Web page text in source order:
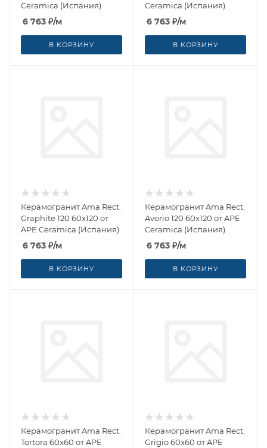
Ceramica (Испания)
6 763 ₽/м
В КОРЗИНУ
Ceramica (Испания)
6 763 ₽/м
В КОРЗИНУ
Керамогранит Ama Rect.
Graphite 120 60x120 от
APE Ceramica (Испания)
6 763 ₽/м
В КОРЗИНУ
Керамогранит Ama Rect.
Avorio 120 60x120 от APE
Ceramica (Испания)
6 763 ₽/м
В КОРЗИНУ
Керамогранит Ama Rect.
Tortora 60x60 от APE
Керамогранит Ama Rect.
Grigio 60x60 от APE